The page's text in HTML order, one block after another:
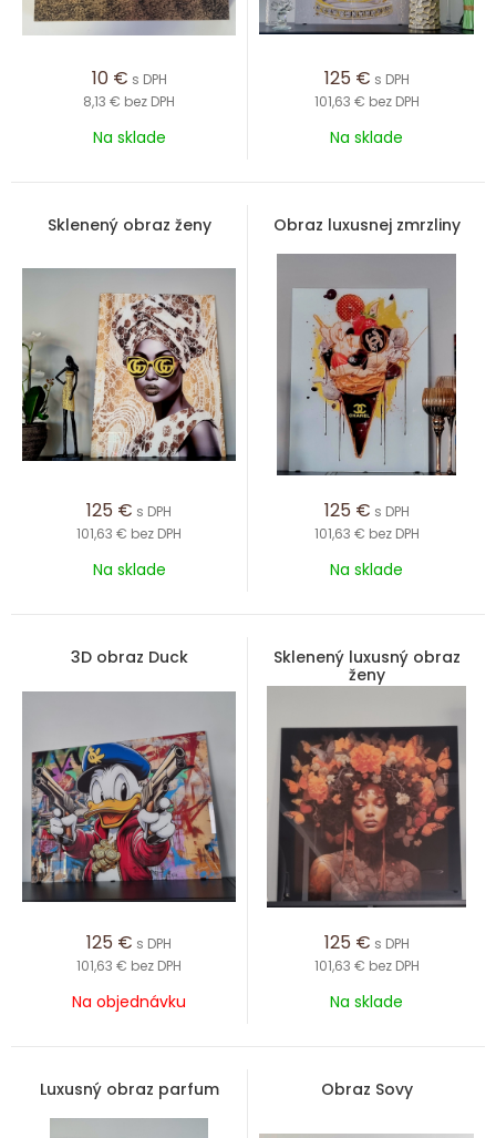
10 € s DPH
8,13 € bez DPH
Na sklade
125 € s DPH
101,63 € bez DPH
Na sklade
Sklenený obraz ženy
125 € s DPH
101,63 € bez DPH
Na sklade
Obraz luxusnej zmrzliny
125 € s DPH
101,63 € bez DPH
Na sklade
3D obraz Duck
125 € s DPH
101,63 € bez DPH
Na objednávku
Sklenený luxusný obraz
ženy
125 € s DPH
101,63 € bez DPH
Na sklade
Luxusný obraz parfum Obraz Sovy